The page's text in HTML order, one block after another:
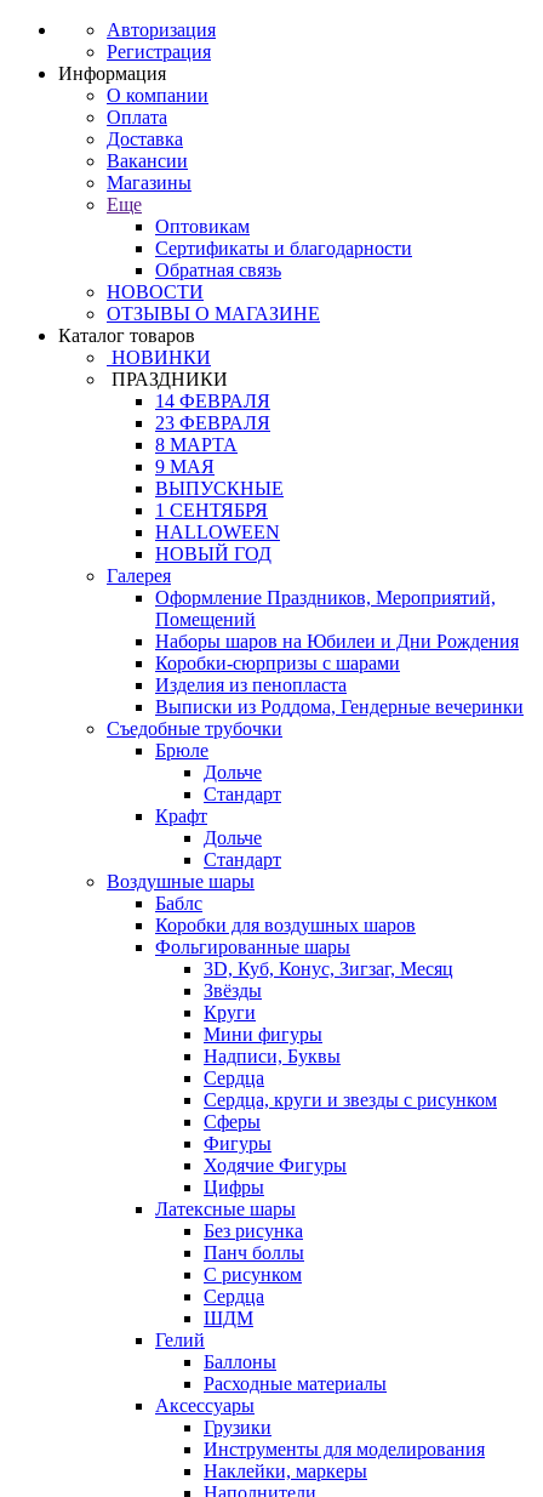
Авторизация
Регистрация
Информация
О компании
Оплата
Доставка
Вакансии
Магазины
Еще
Оптовикам
Сертификаты и благодарности
Обратная связь
НОВОСТИ
ОТЗЫВЫ О МАГАЗИНЕ
Каталог товаров
НОВИНКИ
ПРАЗДНИКИ
14 ФЕВРАЛЯ
23 ФЕВРАЛЯ
8 МАРТА
9 МАЯ
ВЫПУСКНЫЕ
1 СЕНТЯБРЯ
HALLOWEEN
НОВЫЙ ГОД
Галерея
Оформление Праздников, Мероприятий,
Помещений
Наборы шаров на Юбилеи и Дни Рождения
Коробки-сюрпризы с шарами
Изделия из пенопласта
Выписки из Роддома, Гендерные вечеринки
Съедобные трубочки
Брюле
Дольче
Стандарт
Крафт
Дольче
Стандарт
Воздушные шары
Баблс
Коробки для воздушных шаров
Фольгированные шары
3D, Куб, Конус, Зигзаг, Месяц
Звёзды
Круги
Мини фигуры
Надписи, Буквы
Сердца
Сердца, круги и звезды с рисунком
Сферы
Фигуры
Ходячие Фигуры
Цифры
Латексные шары
Без рисунка
Панч боллы
С рисунком
Сердца
ШДМ
Гелий
Баллоны
Расходные материалы
Аксессуары
Грузики
Инструменты для моделирования
Наклейки, маркеры
Наполнители